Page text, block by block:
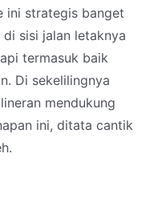
ini strategis banget
di sisi jalan letaknya
termasuk baik
Di sekelilingnya
mendukung
ini, ditata cantik